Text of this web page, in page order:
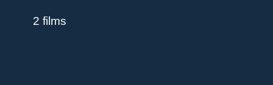
2 films